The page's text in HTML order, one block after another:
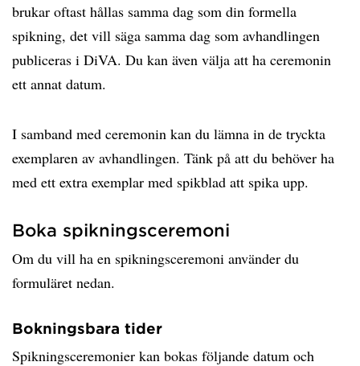
brukar oftast hållas samma dag som din formella
spikning, det vill säga samma dag som avhandlingen
publiceras i DiVA. Du kan även välja att ha ceremonin
ett annat datum.
I samband med ceremonin kan du lämna in de tryckta
exemplaren av avhandlingen. Tänk på att du behöver ha
med ett extra exemplar med spikblad att spika upp.
Boka spikningsceremoni
Om du vill ha en spikningsceremoni använder du
formuläret nedan.
Bokningsbara tider
Spikningsceremonier kan bokas följande datum och